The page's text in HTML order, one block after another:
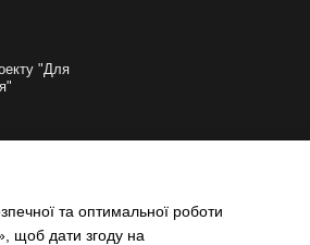
"Для
та оптимальної роботи
щоб дати згоду на